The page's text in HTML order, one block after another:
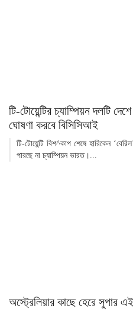
টি-টোয়েন্টির চ্যাম্পিয়ন দলটি
ঘোষণা করবে বিসিসিআই
টি-টোয়েন্টি বিশ^কাপ শেষে হারিকেন
পারছে না চ্যাম্পিয়ন ভারত।...
অস্ট্রেলিয়ার কাছে হেরে সুপার